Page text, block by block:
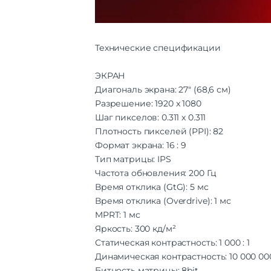
Технические спецификации
ЭКРАН
Диагональ экрана: 27″ (68,6 см)
Разрешение: 1920 x 1080
Шаг пикселов: 0.311 х 0.311
Плотность пикселей (PPI): 82
Формат экрана: 16 : 9
Тип матрицы: IPS
Частота обновления: 200 Гц
Время отклика (GtG): 5 мс
Время отклика (Overdrive): 1 мс
MPRT: 1 мс
Яркость: 300 кд/м²
Статическая контрастность: 1 000 : 1
Динамическая контрастность: 10 000